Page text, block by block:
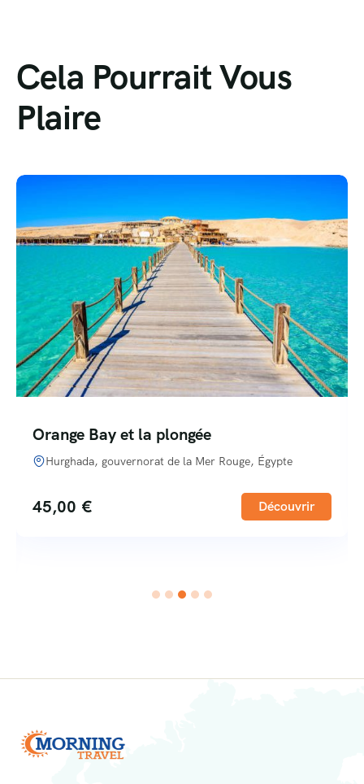
Cela Pourrait Vous
Plaire
Orange Bay et la plongée
Hurghada, gouvernorat de la Mer Rouge, Égypte
45,00 € Découvrir